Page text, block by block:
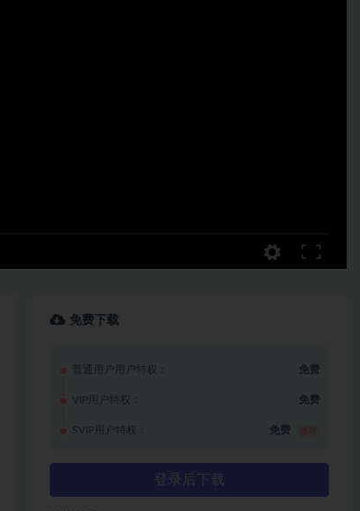
免费下载
普通用户用户特权： 免费
VIP用户特权： 免费
SVIP用户特权： 免费
登录后下载